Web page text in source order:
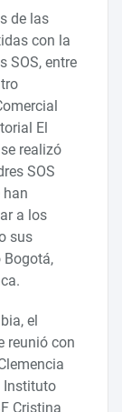
de las
con la
SOS, entre
El
realizó
SOS
han
a los
sus
el
reunió con
Instituto
Cristina